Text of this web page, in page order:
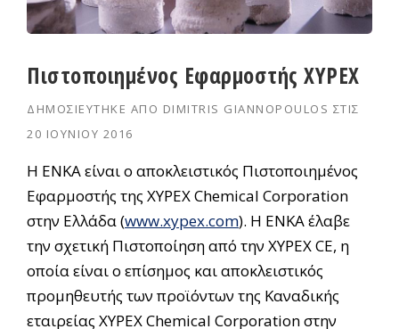
Πιστοποιημένος Εφαρμοστής XYPEX
ΔΗΜΟΣΙΕΎΤΗΚΕ ΑΠΌ DIMITRIS GIANNOPOULOS ΣΤΙΣ
20 ΙΟΥΝΊΟΥ 2016
Η ΕΝΚΑ είναι ο αποκλειστικός Πιστοποιημένος
Εφαρμοστής της XYPEX Chemical Corporation
στην Ελλάδα (www.xypex.com). Η ΕΝΚΑ έλαβε
την σχετική Πιστοποίηση από την XYPEX CE, η
οποία είναι ο επίσημος και αποκλειστικός
προμηθευτής των προϊόντων της Καναδικής
εταιρείας XYPEX Chemical Corporation στην